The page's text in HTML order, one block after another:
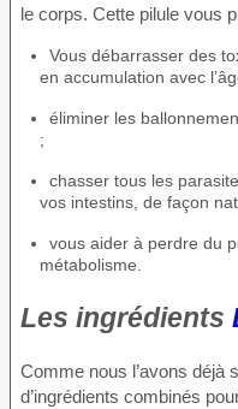
le corps. Cette pilule vous
Vous débarrasser des
en accumulation avec
éliminer les
;
chasser tous les
vos intestins, de façon
vous aider à perdre du
métabolisme.
Les ingrédients
Comme nous l’avons déjà
d’ingrédients combinés